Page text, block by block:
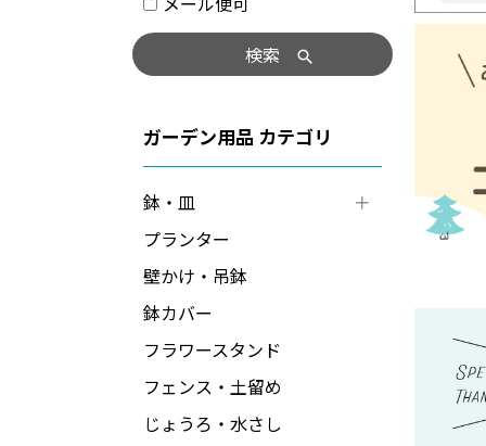
検索
ガーデン用品
鉢・皿
プランター
壁かけ・吊鉢
鉢カバー
フラワースタンド
フェンス・土留め
じょうろ・水さし